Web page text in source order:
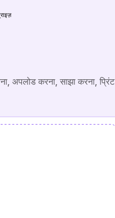
अपलोड करना, साझा करना, प्रिंट